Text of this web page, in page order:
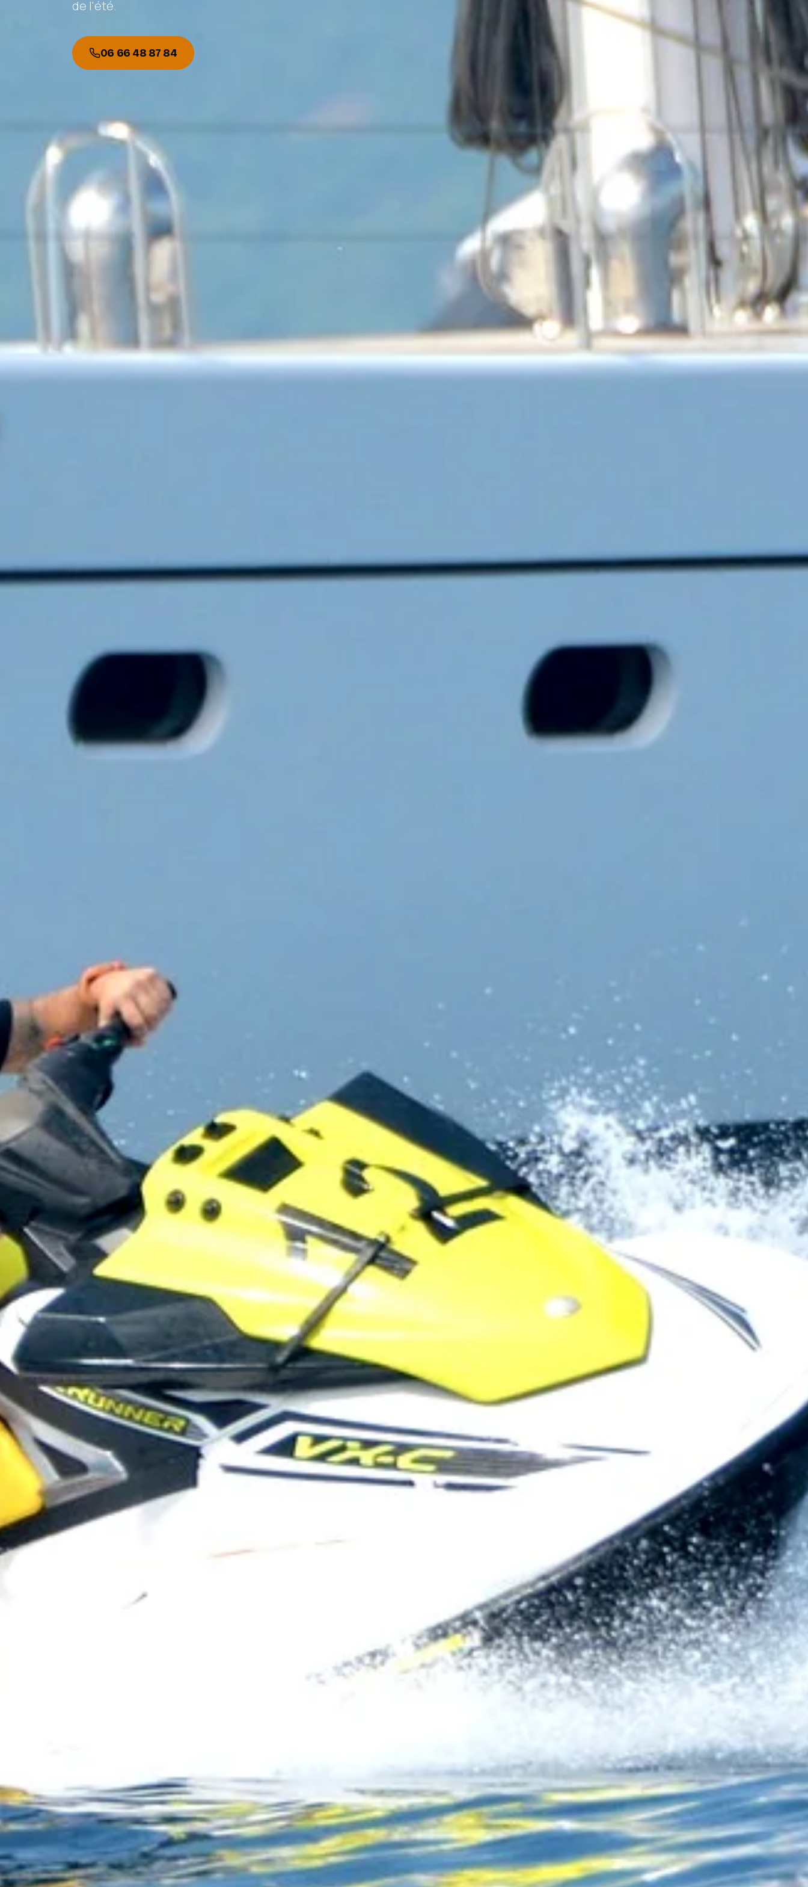
de l'été.
06 66 48 87 84